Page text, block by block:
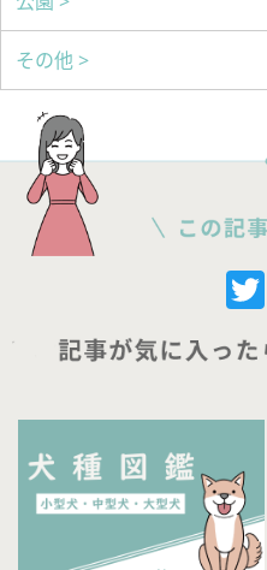
その他 >